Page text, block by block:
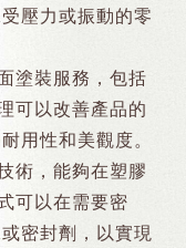
壓力或振動的零
塗裝服務，包括
可以改善產品的
用性和美觀度。
術，能夠在塑膠
可以在需要密
密封劑，以實現